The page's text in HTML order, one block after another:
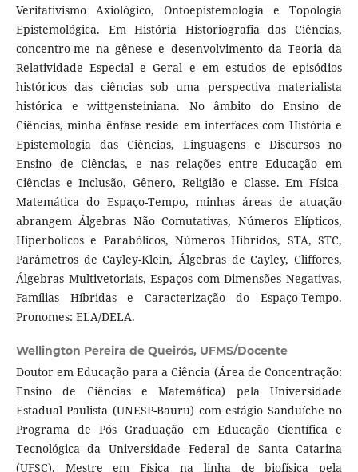
Veritativismo Axiológico, Ontoepistemologia e Topologia
Epistemológica. Em História Historiografia das Ciências,
concentro-me na gênese e desenvolvimento da Teoria da
Relatividade Especial e Geral e em estudos de episódios
históricos das ciências sob uma perspectiva materialista
histórica e wittgensteiniana. No âmbito do Ensino de
Ciências, minha ênfase reside em interfaces com História e
Epistemologia das Ciências, Linguagens e Discursos no
Ensino de Ciências, e nas relações entre Educação em
Ciências e Inclusão, Gênero, Religião e Classe. Em Física-
Matemática do Espaço-Tempo, minhas áreas de atuação
abrangem Álgebras Não Comutativas, Números Elípticos,
Hiperbólicos e Parabólicos, Números Híbridos, STA, STC,
Parâmetros de Cayley-Klein, Álgebras de Cayley, Cliffores,
Álgebras Multivetoriais, Espaços com Dimensões Negativas,
Famílias Híbridas e Caracterização do Espaço-Tempo.
Pronomes: ELA/DELA.
Wellington Pereira de Queirós, UFMS/Docente
Doutor em Educação para a Ciência (Área de Concentração:
Ensino de Ciências e Matemática) pela Universidade
Estadual Paulista (UNESP-Bauru) com estágio Sanduíche no
Programa de Pós Graduação em Educação Científica e
Tecnológica da Universidade Federal de Santa Catarina
(UFSC). Mestre em Física na linha de biofísica pela